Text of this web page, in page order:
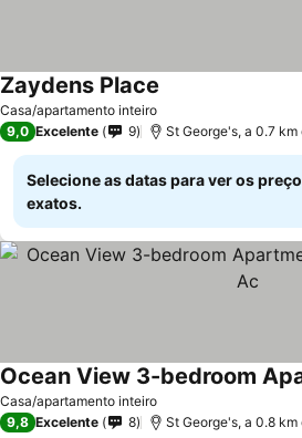
Casa/apartamento inteiro
Zaydens Place
9,0 Excelente 9 St George's, a 0.7
Selecione as datas para ver os
exatos.
Casa/apartamento inteiro
Ver preços
9,8 Excelente 8 St George's, a 0.8